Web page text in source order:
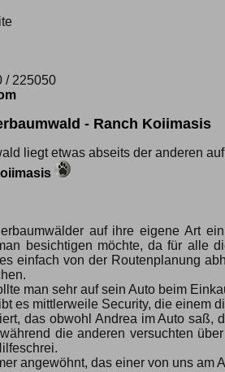
/ 225050
- Ranch Koiimasis
liegt etwas abseits der anderen
auf ihre eigene Art
besichtigen möchte, da für alle
einfach von der Routenplanung
man sehr auf sein Auto beim
es mittlerweile Security, die einem
das obwohl Andrea im Auto saß,
die anderen versuchten
angewöhnt, das einer von uns